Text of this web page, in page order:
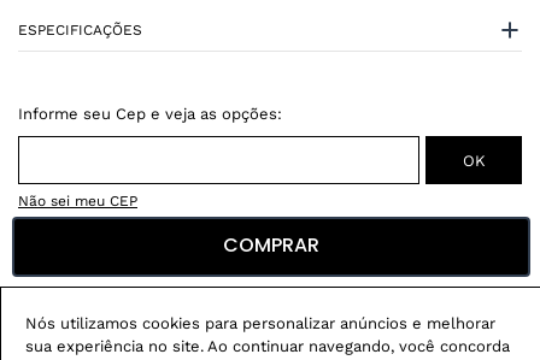
Nós utilizamos cookies para personalizar anúncios e melhorar
sua experiência no site. Ao continuar navegando, você concorda
ESPECIFICAÇÕES
Não sei meu CEP
FRETE GRÁTIS
Em pedidos acima de R$ 499
COMPRAR